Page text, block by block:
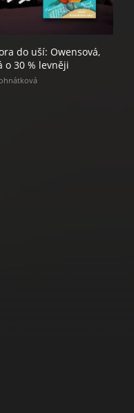
do uší: Owensová,
o 30 % levněji